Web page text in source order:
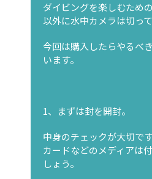
ダイビングを楽しむため
以外に水中カメラは切っ
今回は購入したらやるべ
います。
1、まずは封を開封。
中身のチェックが大切で
カードなどのメディアは
しょう。